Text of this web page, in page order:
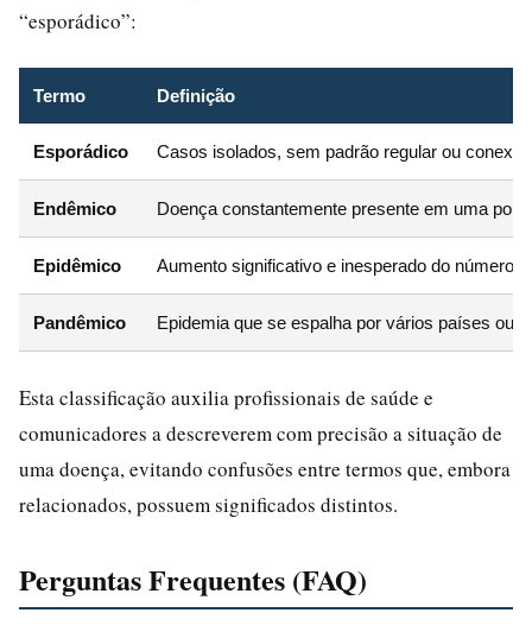
“esporádico”:
Termo Definição
Esporádico Casos isolados, sem padrão regular ou
Endêmico Doença constantemente presente em uma
Epidêmico Aumento significativo e inesperado do número
Pandêmico Epidemia que se espalha por vários países ou
Esta classificação auxilia profissionais de saúde e
comunicadores a descreverem com precisão a situação de
uma doença, evitando confusões entre termos que, embora
relacionados, possuem significados distintos.
Perguntas Frequentes (FAQ)